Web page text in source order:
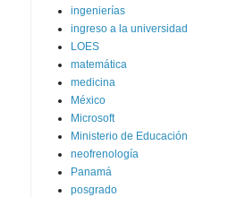
ingenierías
ingreso a la universidad
LOES
matemática
medicina
México
Microsoft
Ministerio de Educación
neofrenología
Panamá
posgrado